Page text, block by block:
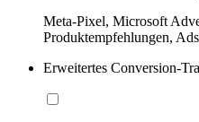
Meta-Pixel, Microsoft
Produktempfehlungen,
Erweitertes Conversion-